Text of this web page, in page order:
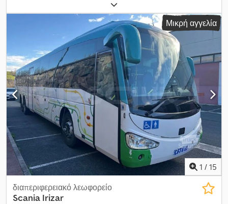
, τύπος καυσίμου:
55, χρώμα:γκρι, μέγεθος ελαστικού:295/80 R22.5, Έτος
, αριθμός μηχανήματος/οχήματος:
WMAR07ZZ0GT024456, Εξοπλισμός:
ABS, κλιματισμός,
σύστημα αυτόματου ελέγχου ταχύτητας, Σημειώνεται μια
μικρή επιφανειακή φθορά στη βαφή της δεξιάς μπαγκαζιέρας, η
οποία θα επισκευαστεί πριν από την παράδοση του οχήματος. Το
όχημα είναι εξοπλισμένο με ACC, ανεξάρτητο εσωτερικό φωτισμό
και τα εξωτερικά γραφικά είναι αυτοκόλλητα και αφαιρούμενα.
Σημειώνεται ότι τα έγγραφα του οχήματος προέρχονται από την
Ισπανία· επομένως, σε περίπτωση πώλησης στην Ιταλία, τα έξοδα
εθνικοποίησης και ταξινόμησης βαρύνουν τον αγοραστή. Το
όχημα διατίθεται σε τιμή Άμεσης Αγοράς ή μπορείτε να
καταθέσετε τη δική σας προσφορά και να ξεκινήσετε
διαπραγμάτευση. Dodpjzf A S Defx Al Ajkr
Μικρή αγγελία
1 / 15
διαπεριφερειακό λεωφορείο
Scania Irizar